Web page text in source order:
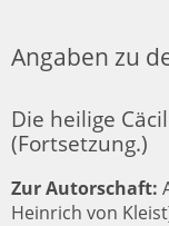
Angaben zu
Die heilige
(Fortsetzung.)
Zur Autorschaft:
Heinrich von